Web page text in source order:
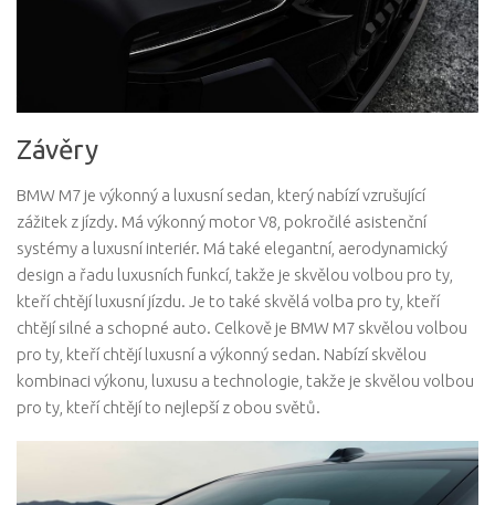
Závěry
BMW M7 je výkonný a luxusní sedan, který nabízí vzrušující
zážitek z jízdy. Má výkonný motor V8, pokročilé asistenční
systémy a luxusní interiér. Má také elegantní, aerodynamický
design a řadu luxusních funkcí, takže je skvělou volbou pro ty,
kteří chtějí luxusní jízdu. Je to také skvělá volba pro ty, kteří
chtějí silné a schopné auto. Celkově je BMW M7 skvělou volbou
pro ty, kteří chtějí luxusní a výkonný sedan. Nabízí skvělou
kombinaci výkonu, luxusu a technologie, takže je skvělou volbou
pro ty, kteří chtějí to nejlepší z obou světů.